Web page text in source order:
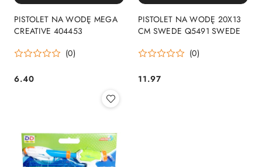
PISTOLET NA WODĘ MEGA
CREATIVE 404453
(0)
Cena:
6.40
PISTOLET NA WODĘ 20X13
CM SWEDE Q5491 SWEDE
(0)
Cena:
11.97